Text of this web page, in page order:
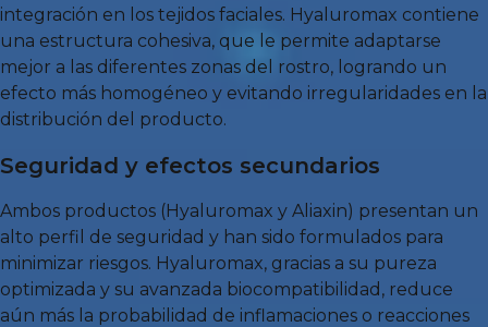
integración en los tejidos faciales. Hyaluromax contiene
una estructura cohesiva, que le permite adaptarse
mejor a las diferentes zonas del rostro, logrando un
efecto más homogéneo y evitando irregularidades en la
distribución del producto.
Seguridad y efectos secundarios
Ambos productos (Hyaluromax y Aliaxin) presentan un
alto perfil de seguridad y han sido formulados para
minimizar riesgos. Hyaluromax, gracias a su pureza
optimizada y su avanzada biocompatibilidad, reduce
aún más la probabilidad de inflamaciones o reacciones